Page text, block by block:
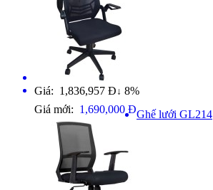
Giá: 1,836,957 Đ ↓ 8%
Giá mới: 1,690,000 ĐGhế lưới GL214